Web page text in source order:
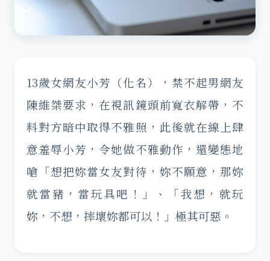
13歲女網友小芳（化名），禁不起男網友
陳維桀要求，在視訊鏡頭前寬衣解帶，不
料對方暗中取得不雅照，此後就在線上肆
意羞辱小芳，令她做不雅動作，還變態地
嗆「想把妳當女友對待，妳不願意，那妳
就當豬，當玩具吧！」、「我想，就玩
妳，不想，摔壞妳都可以！」極其可惡。